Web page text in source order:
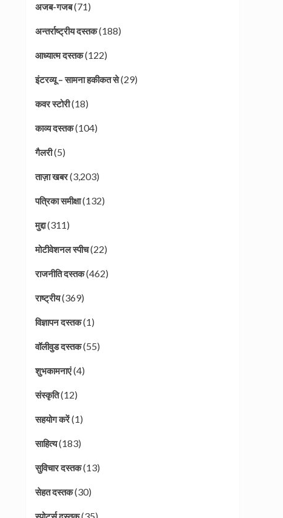
अजब-गजब(71)
अन्तर्राष्ट्रीय दस्तक(188)
आध्यात्म दस्तक(122)
इंटरव्यू – सामना हकीकत से(29)
कवर स्टोरी(18)
काव्य दस्तक(104)
गैलरी(5)
ताज़ा खबर(3,203)
पत्रिका समीक्षा(132)
मुद्दा(311)
मोटीवेशनल स्पीच(22)
राजनीति दस्तक(462)
राष्ट्रीय(369)
विज्ञापन दस्तक(1)
वॉलीवुड दस्तक(55)
शुभकामनाएं(4)
संस्कृति(12)
सहयोग करें(1)
साहित्य(183)
सुविचार दस्तक(13)
सेहत दस्तक(30)